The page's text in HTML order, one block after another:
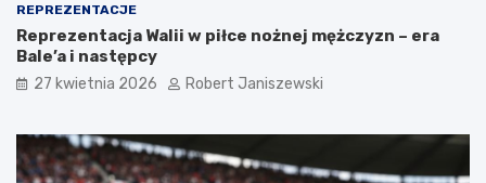
REPREZENTACJE
Reprezentacja Walii w piłce nożnej mężczyzn – era
Bale’a i następcy
27 kwietnia 2026 Robert Janiszewski